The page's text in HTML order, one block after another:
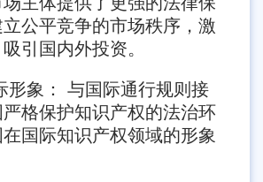
公平竞争的市场秩序，激
引国内外投资。
形象： 与国际通行规则接
格保护知识产权的法治环
国际知识产权领域的形象